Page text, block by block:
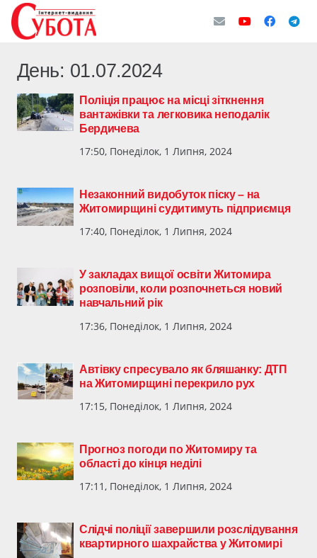
День: 01.07.2024
Поліція працює на місці зіткнення
вантажівки та легковика неподалік
Бердичева
17:50, Понеділок, 1 Липня, 2024
Незаконний видобуток піску – на
Житомирщині судитимуть підприємця
17:40, Понеділок, 1 Липня, 2024
У закладах вищої освіти Житомира
розповіли, коли розпочнеться новий
навчальний рік
17:36, Понеділок, 1 Липня, 2024
Автівку спресувало як бляшанку: ДТП
на Житомирщині перекрило рух
17:15, Понеділок, 1 Липня, 2024
Прогноз погоди по Житомиру та
області до кінця неділі
17:11, Понеділок, 1 Липня, 2024
Слідчі поліції завершили розслідування
квартирного шахрайства у Житомирі